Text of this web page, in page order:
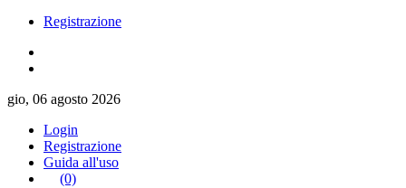
Registrazione
gio, 06 agosto 2026
Login
Registrazione
Guida all'uso
(0)